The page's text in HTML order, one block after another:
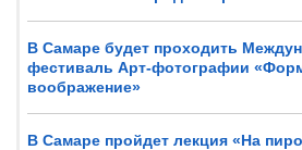
В Самаре будет проходить
фестиваль Арт-фотографии
воображение»
В Самаре пройдет лекция «На